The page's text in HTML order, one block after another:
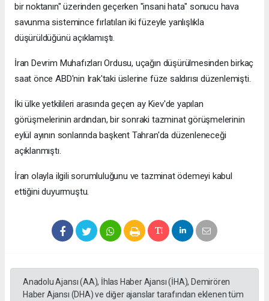
bir noktanın" üzerinden geçerken "insani hata" sonucu hava
savunma sistemince fırlatılan iki füzeyle yanlışlıkla
düşürüldüğünü açıklamıştı.
İran Devrim Muhafızları Ordusu, uçağın düşürülmesinden birkaç
saat önce ABD'nin Irak'taki üslerine füze saldırısı düzenlemişti.
İki ülke yetkilileri arasında geçen ay Kiev'de yapılan
görüşmelerinin ardından, bir sonraki tazminat görüşmelerinin
eylül ayının sonlarında başkent Tahran'da düzenleneceği
açıklanmıştı.
İran olayla ilgili sorumluluğunu ve tazminat ödemeyi kabul
ettiğini duyurmuştu.
Anadolu Ajansı (AA), İhlas Haber Ajansı (İHA), Demirören
Haber Ajansı (DHA) ve diğer ajanslar tarafından eklenen tüm